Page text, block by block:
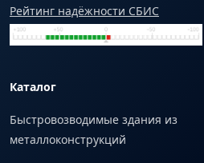
Рейтинг надёжности СБИС
Каталог
Быстровозводимые здания из
металлоконструкций